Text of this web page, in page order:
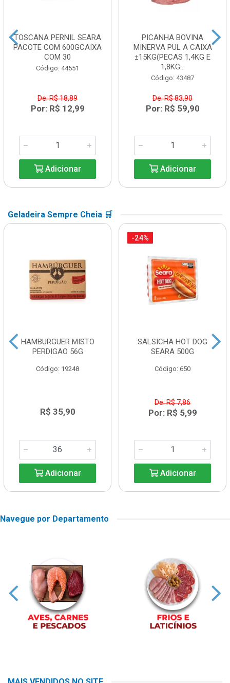
TOSCANA PERNIL SEARA
PACOTE COM 600GCAIXA
COM 30
Código: 44551
De: R$ 18,89
Por: R$ 12,99
Adicionar
PICANHA BOVINA
MINERVA PUL A CAIXA
±15KG(PECAS 1,4KG E
1,8KG...
Código: 43487
De: R$ 83,90
Por: R$ 59,90
Adicionar
Geladeira Sempre Cheia 🛒
HAMBURGUER MISTO
PERDIGAO 56G
Código: 19248
R$ 35,90
Adicionar
-24%
SALSICHA HOT DOG
SEARA 500G
Código: 650
De: R$ 7,86
Por: R$ 5,99
Adicionar
Navegue por Departamento